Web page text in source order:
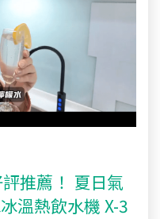
推薦！ 夏日氣
溫熱飲水機 X-3